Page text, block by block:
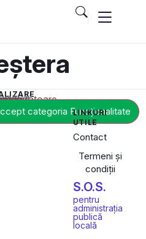
categoria Funcționalitate
LINKURI
UTILE
Contact
Termeni și
condiții
S.O.S.
pentru
administrația
publică
locală